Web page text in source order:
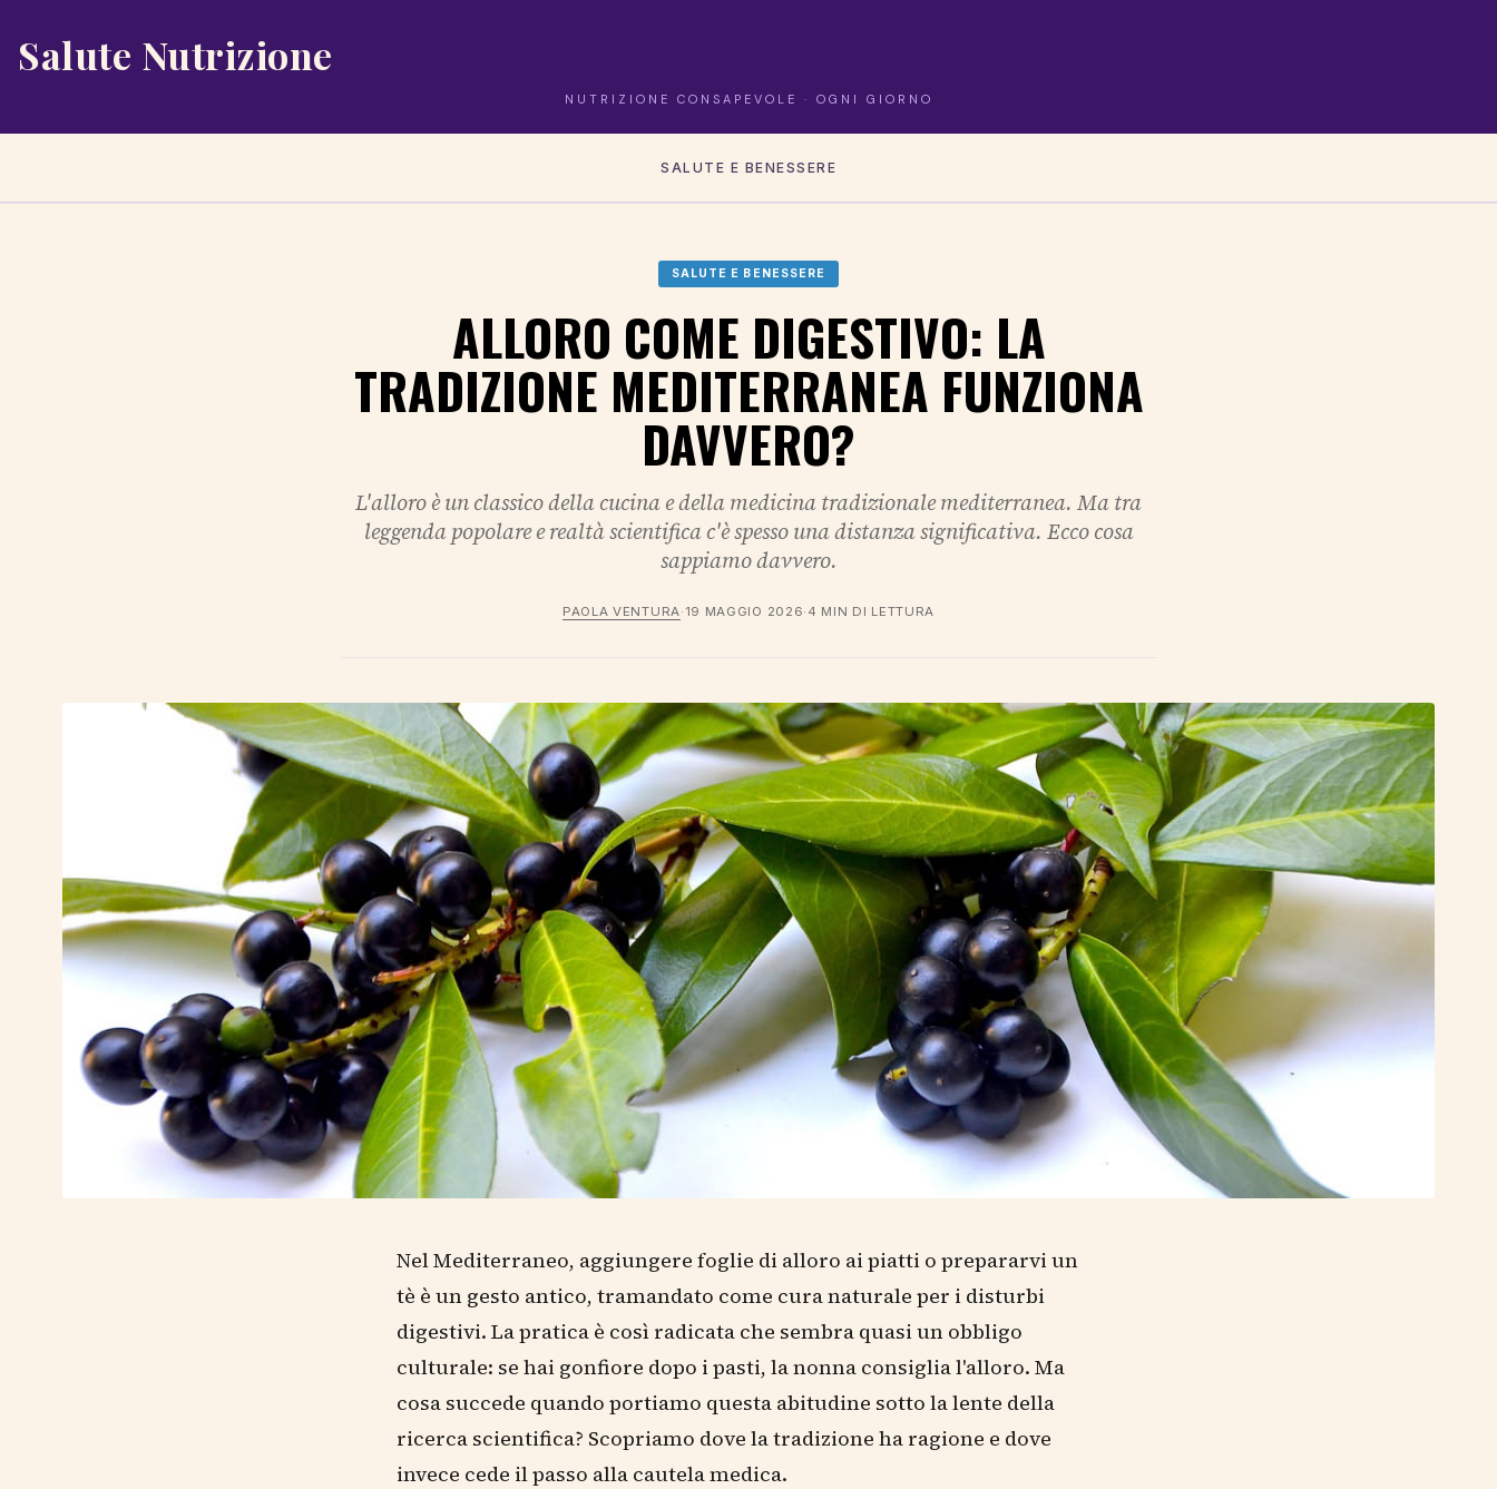
Salute Nutrizione
NUTRIZIONE CONSAPEVOLE · OGNI GIORNO
SALUTE E BENESSERE
SALUTE E BENESSERE
ALLORO COME DIGESTIVO: LA
TRADIZIONE MEDITERRANEA FUNZIONA
DAVVERO?
L'alloro è un classico della cucina e della medicina tradizionale mediterranea. Ma tra
leggenda popolare e realtà scientifica c'è spesso una distanza significativa. Ecco cosa
sappiamo davvero.
PAOLA VENTURA· 19 MAGGIO 2026· 4 MIN DI LETTURA
Nel Mediterraneo, aggiungere foglie di alloro ai piatti o prepararvi un
tè è un gesto antico, tramandato come cura naturale per i disturbi
digestivi. La pratica è così radicata che sembra quasi un obbligo
culturale: se hai gonfiore dopo i pasti, la nonna consiglia l'alloro. Ma
cosa succede quando portiamo questa abitudine sotto la lente della
ricerca scientifica? Scopriamo dove la tradizione ha ragione e dove
invece cede il passo alla cautela medica.